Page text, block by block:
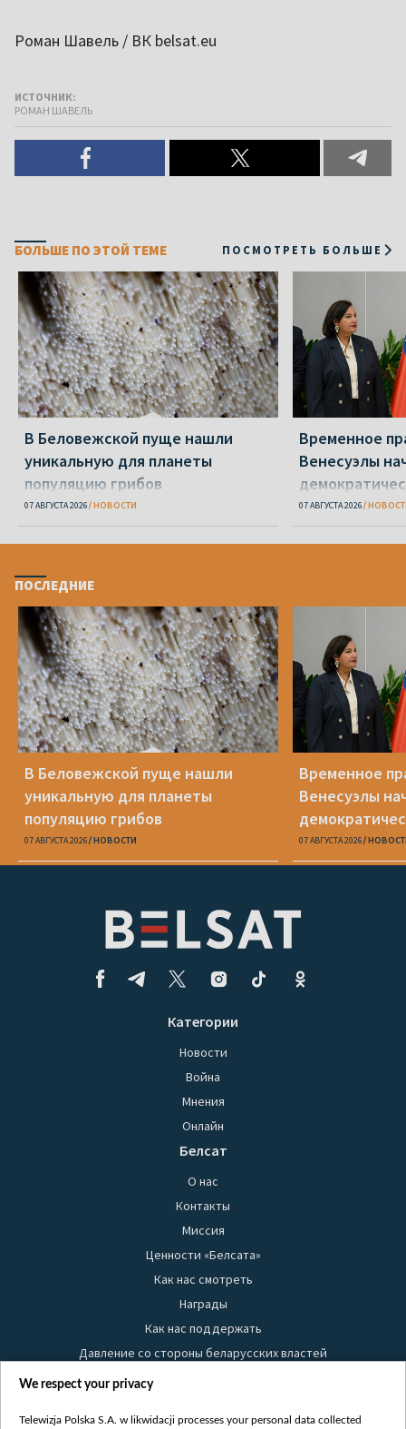
Роман Шавель / ВК belsat.eu
ИСТОЧНИК:
РОМАН ШАВЕЛЬ
БОЛЬШЕ ПО ЭТОЙ ТЕМЕ ПОСМОТРЕТЬ БОЛЬШЕ
В Беловежской пуще нашли
уникальную для планеты
популяцию грибов
07 АВГУСТА 2026 НОВОСТИ
Временное
Венесуэлы
07 АВГУСТА 2026
ПОСЛЕДНИЕ
В Беловежской пуще нашли
уникальную для планеты
популяцию грибов
07 АВГУСТА 2026 НОВОСТИ
Временное
Венесуэлы
07 АВГУСТА 2026
Категории
Новости
Война
Мнения
Онлайн
Белсат
О нас
Контакты
Миссия
Ценности «Белсата»
Как нас смотреть
Награды
Как нас поддержать
Давление со стороны беларусских властей
Правила использования материалов
We respect your privacy
Telewizja Polska S.A. w likwidacji processes your personal data collected